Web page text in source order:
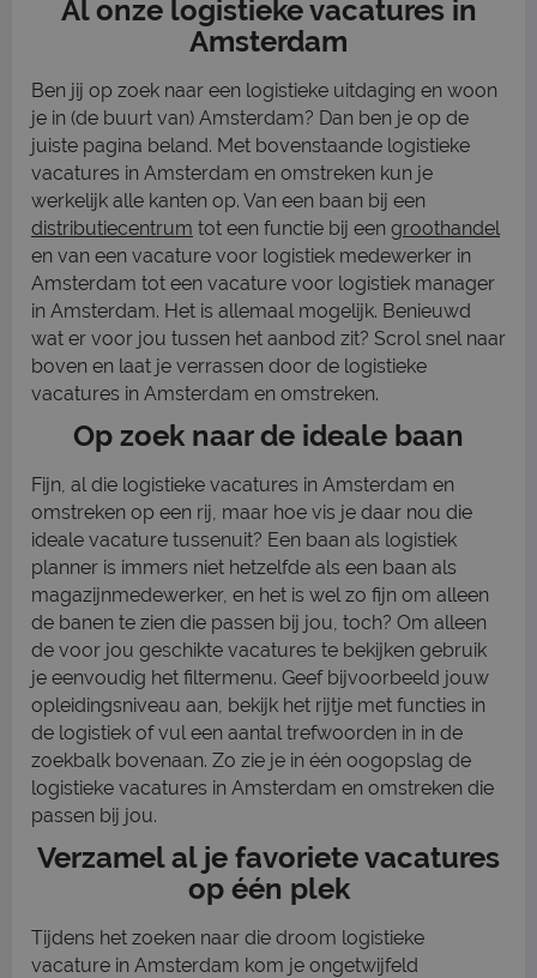
Al onze logistieke vacatures in
Amsterdam
Ben jij op zoek naar een logistieke uitdaging en woon
je in (de buurt van) Amsterdam? Dan ben je op de
juiste pagina beland. Met bovenstaande logistieke
vacatures in Amsterdam en omstreken kun je
werkelijk alle kanten op. Van een baan bij een
distributiecentrum tot een functie bij een groothandel
en van een vacature voor logistiek medewerker in
Amsterdam tot een vacature voor logistiek manager
in Amsterdam. Het is allemaal mogelijk. Benieuwd
wat er voor jou tussen het aanbod zit? Scrol snel naar
boven en laat je verrassen door de logistieke
vacatures in Amsterdam en omstreken.
Op zoek naar de ideale baan
Fijn, al die logistieke vacatures in Amsterdam en
omstreken op een rij, maar hoe vis je daar nou die
ideale vacature tussenuit? Een baan als logistiek
planner is immers niet hetzelfde als een baan als
magazijnmedewerker, en het is wel zo fijn om alleen
de banen te zien die passen bij jou, toch? Om alleen
de voor jou geschikte vacatures te bekijken gebruik
je eenvoudig het filtermenu. Geef bijvoorbeeld jouw
opleidingsniveau aan, bekijk het rijtje met functies in
de logistiek of vul een aantal trefwoorden in in de
zoekbalk bovenaan. Zo zie je in één oogopslag de
logistieke vacatures in Amsterdam en omstreken die
passen bij jou.
Verzamel al je favoriete vacatures
op één plek
Tijdens het zoeken naar die droom logistieke
vacature in Amsterdam kom je ongetwijfeld